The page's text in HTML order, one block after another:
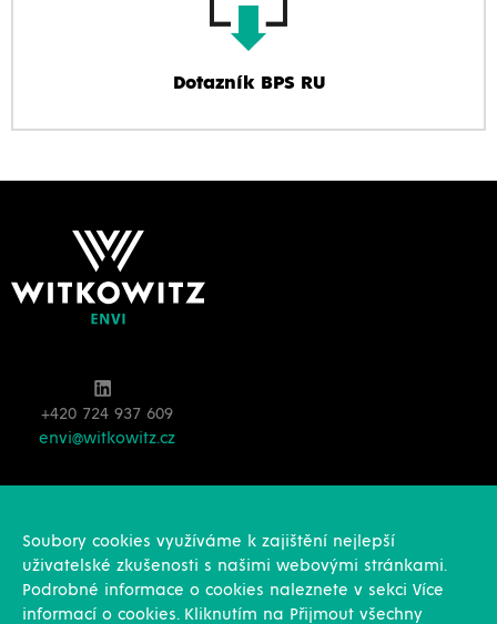
Dotazník BPS RU
+420 724 937 609
envi@witkowitz.cz
Smaltované nádrže
Nerezové nádrže
Práškově lakované nádrže
Soubory cookies využíváme k zajištění nejlepší
uživatelské zkušenosti s našimi webovými stránkami.
Podrobné informace o cookies naleznete v sekci Více
informací o cookies. Kliknutím na Přijmout všechny